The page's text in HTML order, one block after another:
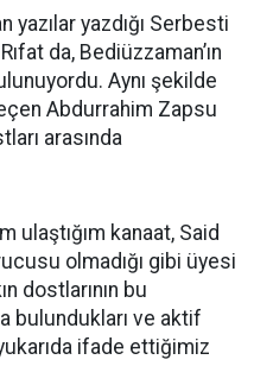
yazılar yazdığı Serbesti
da, Bediüzzaman’ın
Aynı şekilde
Abdurrahim Zapsu
arasında
ulaştığım kanaat, Said
olmadığı gibi üyesi
dostlarının bu
bulundukları ve aktif
ifade ettiğimiz